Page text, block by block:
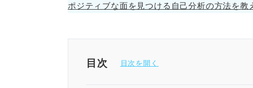
ポジティブな面を見つける自己分析の方法を教
目次